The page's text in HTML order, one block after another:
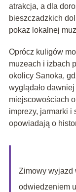
atrakcja, a dla
bieszczadzkich
pokaz lokalnej
Oprócz kuligów
muzeach i izbach
okolicy Sanoka,
wyglądało
miejscowościach
imprezy, jarmarki i
opowiadają o
Zimowy wyjazd
odwiedzeniem